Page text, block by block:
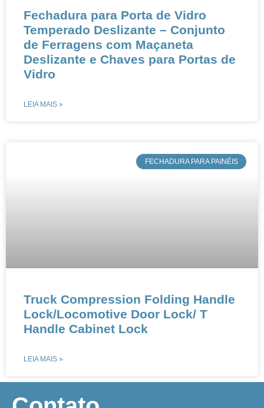
​​Fechadura para Porta de Vidro
Temperado Deslizante – Conjunto
de Ferragens com Maçaneta
Deslizante e Chaves para Portas de
Vidro
LEIA MAIS »
​FECHADURA PARA PAINÉIS
Truck Compression Folding Handle
Lock​/Locomotive Door Lock​/ T
Handle Cabinet Lock​
LEIA MAIS »